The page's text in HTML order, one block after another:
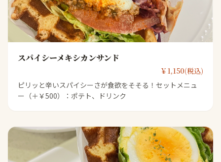
スパイシーメキシカンサンド
￥1,150(税込)
ピリッと辛いスパイシーさが食欲をそそる！セットメニュ
ー（＋￥500）：ポテト、ドリンク